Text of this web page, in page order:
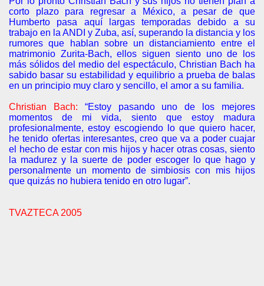
corto plazo para regresar a México, a pesar de que
Humberto pasa aquí largas temporadas debido a su
trabajo en la ANDI y Zuba, así, superando la distancia y los
rumores que hablan sobre un distanciamiento entre el
matrimonio Zurita-Bach, ellos siguen siento uno de los
más sólidos del medio del espectáculo, Christian Bach ha
sabido basar su estabilidad y equilibrio a prueba de balas
en un principio muy claro y sencillo, el amor a su familia.
Christian Bach:
“Estoy pasando uno de los mejores
momentos de mi vida, siento que estoy madura
profesionalmente, estoy escogiendo lo que quiero hacer,
he tenido ofertas interesantes, creo que va a poder cuajar
el hecho de estar con mis hijos y hacer otras cosas, siento
la madurez y la suerte de poder escoger lo que hago y
personalmente un momento de simbiosis con mis hijos
que quizás no hubiera tenido en otro lugar”.
TVAZTECA 2005